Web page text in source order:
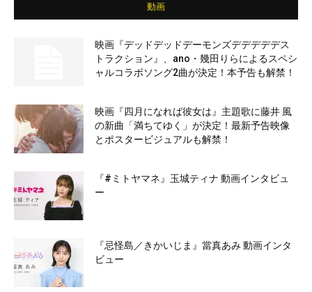
動画
映画『デッドデッドデーモンズデデデデデス
トラクション』、ano・幾田りらによるスペシ
ャルコラボソング2曲が決定！本予告も解禁！
映画『四月になれば彼女は』主題歌に藤井 風
の新曲「満ちてゆく」が決定！最新予告映像
とポスタービジュアルも解禁！
『#ミトヤマネ』玉城ティナ 動画インタビュ
ー
『忌怪島／きかいじま』當真あみ 動画インタ
ビュー